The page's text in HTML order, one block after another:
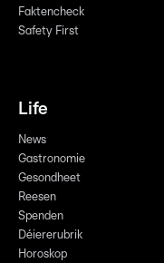
Faktencheck
Safety First
Life
News
Gastronomie
Gesondheet
Reesen
Spenden
Déiererubrik
Horoskop